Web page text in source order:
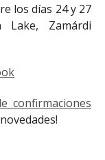
los días 24 y 27
Zamárdi
confirmaciones